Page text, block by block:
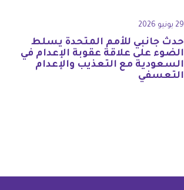
29 يونيو 2026
حدث جانبي للأمم المتحدة يسلط
الضوء على علاقة عقوبة الإعدام في
السعودية مع التعذيب والإعدام
التعسفي